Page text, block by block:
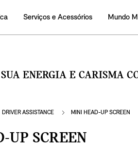
Serviços e Acessórios Mundo
ENERGIA E CARISMA
DRIVER ASSISTANCE MINI HEAD-UP SCREEN
SCREEN